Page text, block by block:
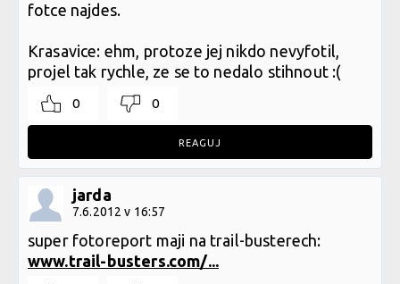
fotce najdes.
Krasavice: ehm, protoze jej nikdo nevyfotil,
projel tak rychle, ze se to nedalo stihnout :(
0 0
REAGUJ
jarda
7.6.2012 v 16:57
super fotoreport maji na trail-busterech:
www.trail-busters.com/...